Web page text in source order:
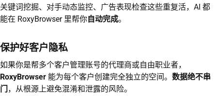
关键词挖掘、对手动态监控、广告表现检查这些重复活，AI 都
能在 RoxyBrowser 里帮你自动完成。
保护好客户隐私
如果你是帮多个客户管理账号的代理商或自由职业者，
RoxyBrowser 能为每个客户创建完全独立的空间。 数据绝不串
门 ，从根源上避免混淆和泄露的风险。